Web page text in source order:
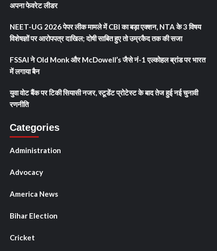
अपना फेवरेट लीडर
NEET-UG 2026 पेपर लीक मामले में CBI का बड़ा एक्शन, NTA के 3 विषय
विशेषज्ञों पर आरोपपत्र दाखिल; दोषी साबित हुए तो उम्रकैद तक की सजा
FSSAI ने Old Monk और McDowell’s जैसे नं-1 एल्कोहल ब्रांड पर भारत
में लगाया बैन
युवा वोट बैंक पर टिकी सियासी नजर, स्टूडेंट प्रोटेस्ट के बाद तेज हुई नई चुनावी
रणनीति
Categories
Administration
Advocacy
America News
Bihar Election
Cricket